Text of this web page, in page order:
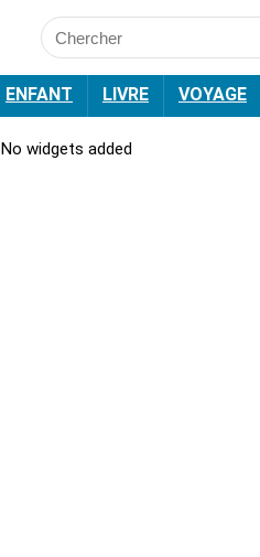
ENFANT LIVRE VOYAGE
No widgets added